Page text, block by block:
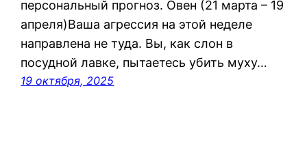
персональный прогноз. Овен (21 марта – 19
апреля)Ваша агрессия на этой неделе
направлена не туда. Вы, как слон в
посудной лавке, пытаетесь убить муху…
19 октября, 2025